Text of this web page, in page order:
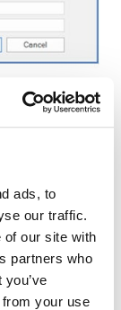
ads, to
our traffic.
of our site with
partners who
your use